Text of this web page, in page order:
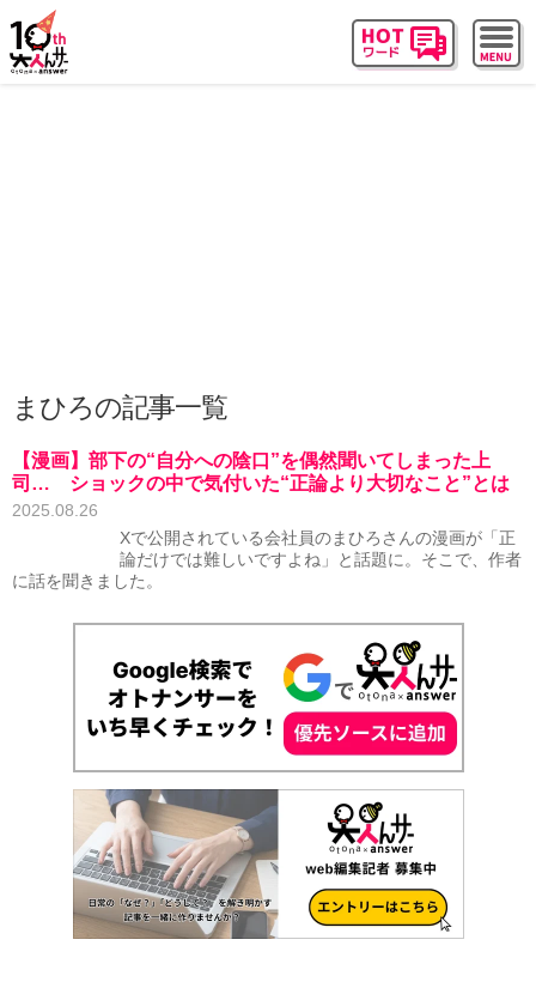
まひろの記事一覧
【漫画】部下の“自分への陰口”を偶然聞いてしまった上
司… ショックの中で気付いた“正論より大切なこと”とは
2025.08.26
Xで公開されている会社員のまひろさんの漫画が「正
論だけでは難しいですよね」と話題に。そこで、作者
に話を聞きました。